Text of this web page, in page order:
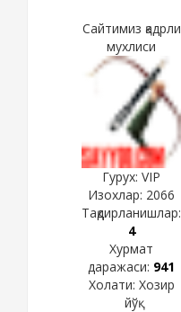
Сайтимиз қадрли
мухлиси
Гурух: VIP
Изохлар: 2066
Тақдирланишлар:
4
Хурмат
даражаси: 941
Холати: Хозир
йўқ